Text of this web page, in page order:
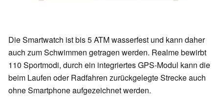
Die Smartwatch ist bis 5 ATM wasserfest und kann daher
auch zum Schwimmen getragen werden. Realme bewirbt
110 Sportmodi, durch ein integriertes GPS-Modul kann die
beim Laufen oder Radfahren zurückgelegte Strecke auch
ohne Smartphone aufgezeichnet werden.